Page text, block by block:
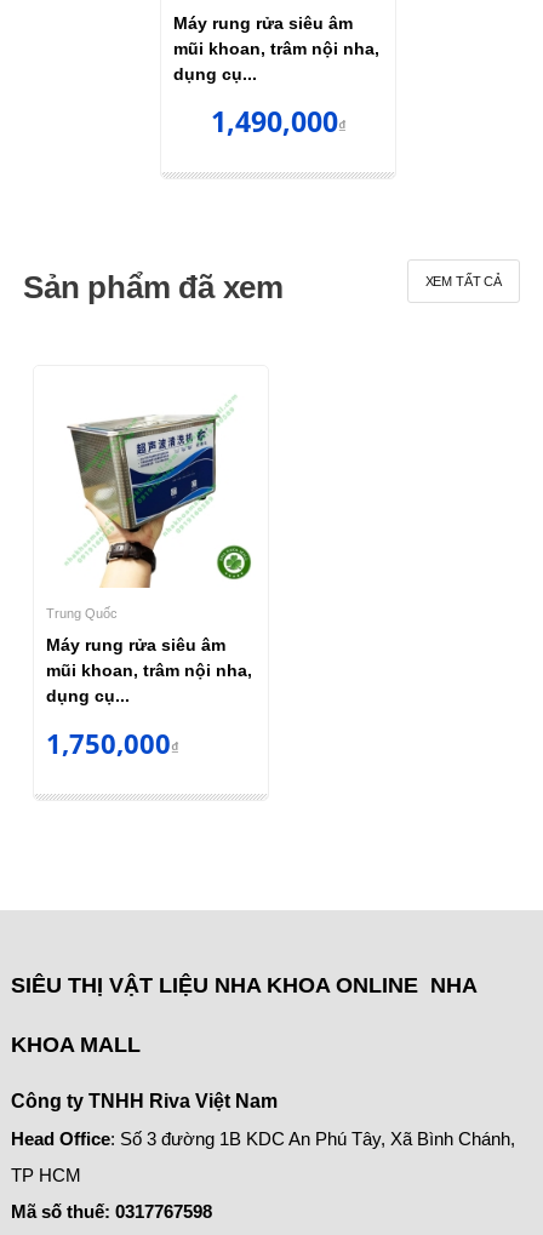
Máy rung rửa siêu âm
mũi khoan, trâm nội nha,
dụng cụ...
1,490,000₫
Sản phẩm đã xem XEM TẤT CẢ
Trung Quốc
Máy rung rửa siêu âm
mũi khoan, trâm nội nha,
dụng cụ...
1,750,000₫
SIÊU THỊ VẬT LIỆU NHA KHOA ONLINE NHA
KHOA MALL
Công ty TNHH Riva Việt Nam
Head Office: Số 3 đường 1B KDC An Phú Tây, Xã Bình Chánh,
TP HCM
Mã số thuế: 0317767598